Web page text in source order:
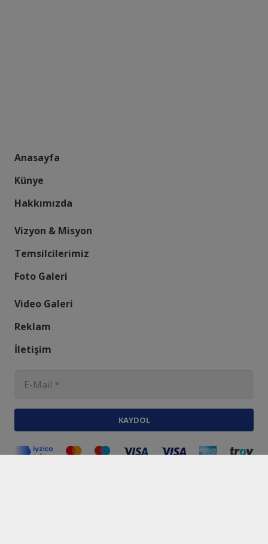
Anasayfa
Künye
Hakkımızda
Vizyon & Misyon
Temsilcilerimiz
Foto Galeri
Video Galeri
Reklam
İletişim
KAYDOL